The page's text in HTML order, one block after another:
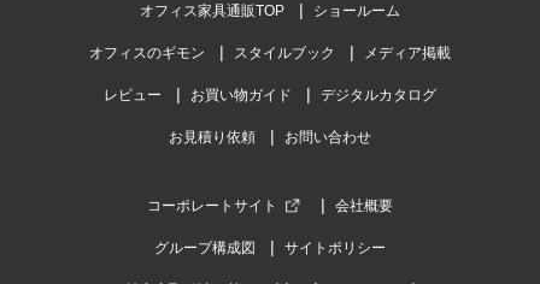
オフィス家具通販TOP ショールーム
オフィスのギモン スタイルブック メディア掲載
レビュー お買い物ガイド デジタルカタログ
お見積り依頼 お問い合わせ
コーポレートサイト 会社概要
グループ構成図 サイトポリシー